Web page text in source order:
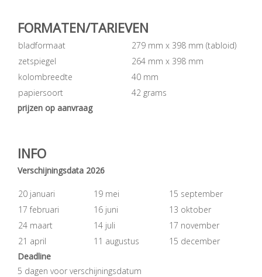
FORMATEN/TARIEVEN
bladformaat
279 mm x 398 mm (tabloid)
zetspiegel
264 mm x 398 mm
kolombreedte
40 mm
papiersoort
42 grams
prijzen op aanvraag
INFO
Verschijningsdata 2026
20 januari 19 mei
15 september
17 februari
16 juni
13 oktober
24 maart
14 juli
17 november
21 april
11 augustus
15 december
Deadline
5 dagen voor verschijningsdatum